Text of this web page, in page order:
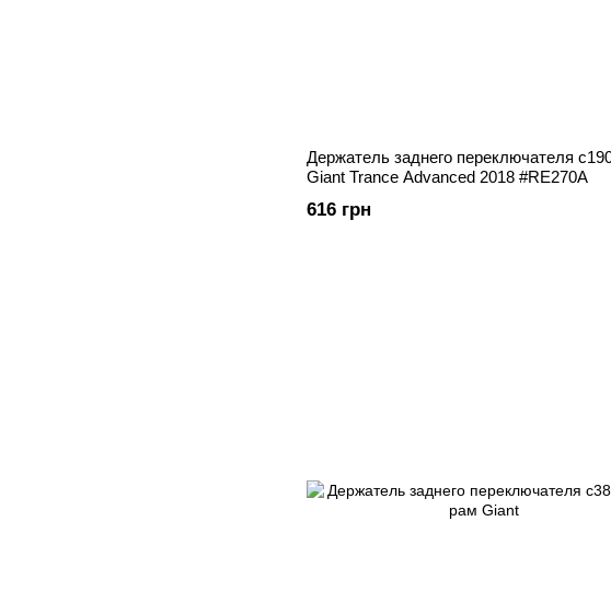
Держатель заднего переключателя
Giant Trance Advanced 2018 #RE270A
616 грн